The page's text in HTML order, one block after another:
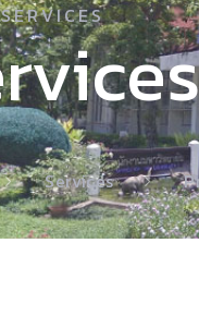
SERVICES
Services